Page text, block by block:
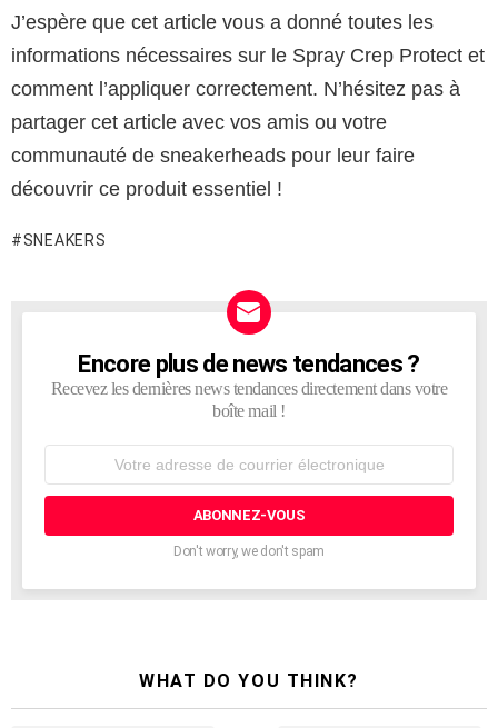
J’espère que cet article vous a donné toutes les
informations nécessaires sur le Spray Crep Protect et
comment l’appliquer correctement. N’hésitez pas à
partager cet article avec vos amis ou votre
communauté de sneakerheads pour leur faire
découvrir ce produit essentiel !
SNEAKERS
NEWSLETTER
Encore plus de news tendances ?
Recevez les dernières news tendances directement dans votre
boîte mail !
courrier
Don't worry, we don't spam
WHAT DO YOU THINK?